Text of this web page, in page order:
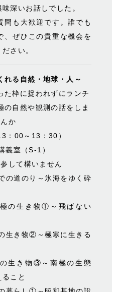
深いお話しでした。
問も大歓迎です。誰でも
、ぜひこの貴重な機会を
さい。
れる自然・地球・人～
た枠に捉われずにランチ
の自然や観測の話をしま
か
：00～13：30）
義室（S-1）
して構いません
道のり～氷海をゆく砕
生き物①～飛ばない
き物②～極寒に生きる
き物③～南極の生態
こと